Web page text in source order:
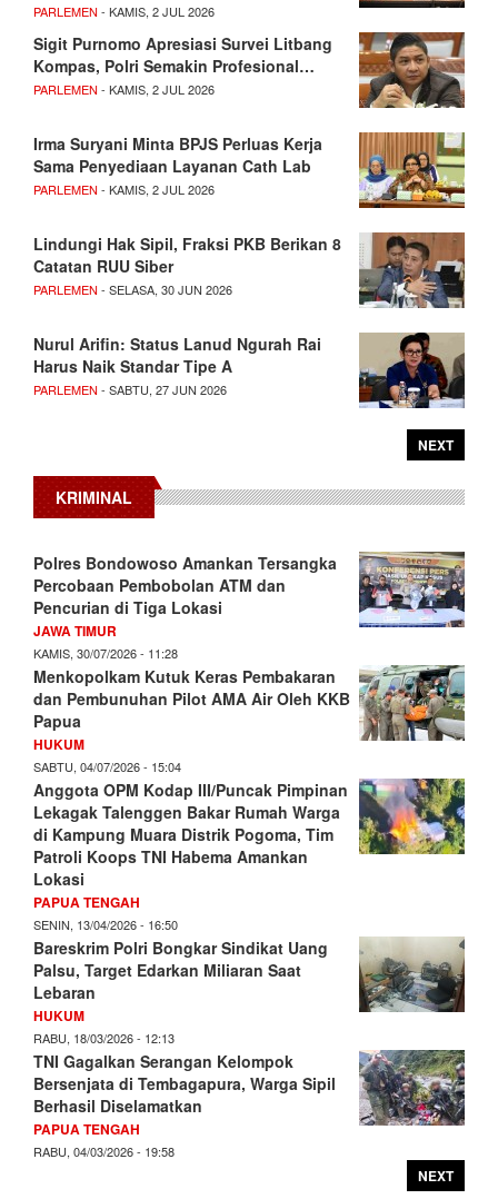
PARLEMEN - KAMIS, 2 JUL 2026
Sigit Purnomo Apresiasi Survei Litbang
Kompas, Polri Semakin Profesional…
PARLEMEN - KAMIS, 2 JUL 2026
Irma Suryani Minta BPJS Perluas Kerja
Sama Penyediaan Layanan Cath Lab
PARLEMEN - KAMIS, 2 JUL 2026
Lindungi Hak Sipil, Fraksi PKB Berikan 8
Catatan RUU Siber
PARLEMEN - SELASA, 30 JUN 2026
Nurul Arifin: Status Lanud Ngurah Rai
Harus Naik Standar Tipe A
PARLEMEN - SABTU, 27 JUN 2026
NEXT
KRIMINAL
Polres Bondowoso Amankan Tersangka
Percobaan Pembobolan ATM dan
Pencurian di Tiga Lokasi
JAWA TIMUR
KAMIS, 30/07/2026 - 11:28
Menkopolkam Kutuk Keras Pembakaran
dan Pembunuhan Pilot AMA Air Oleh KKB
Papua
HUKUM
SABTU, 04/07/2026 - 15:04
Anggota OPM Kodap III/Puncak Pimpinan
Lekagak Talenggen Bakar Rumah Warga
di Kampung Muara Distrik Pogoma, Tim
Patroli Koops TNI Habema Amankan
Lokasi
PAPUA TENGAH
SENIN, 13/04/2026 - 16:50
Bareskrim Polri Bongkar Sindikat Uang
Palsu, Target Edarkan Miliaran Saat
Lebaran
HUKUM
RABU, 18/03/2026 - 12:13
TNI Gagalkan Serangan Kelompok
Bersenjata di Tembagapura, Warga Sipil
Berhasil Diselamatkan
PAPUA TENGAH
RABU, 04/03/2026 - 19:58
NEXT